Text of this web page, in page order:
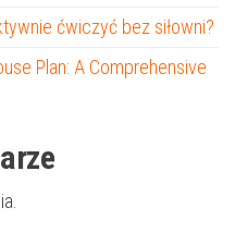
ćwiczyć bez siłowni?
Plan: A Comprehensive